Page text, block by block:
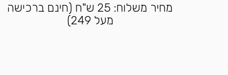
מחיר משלוח: 25 ש"ח (חינם ברכישה
מעל 249)